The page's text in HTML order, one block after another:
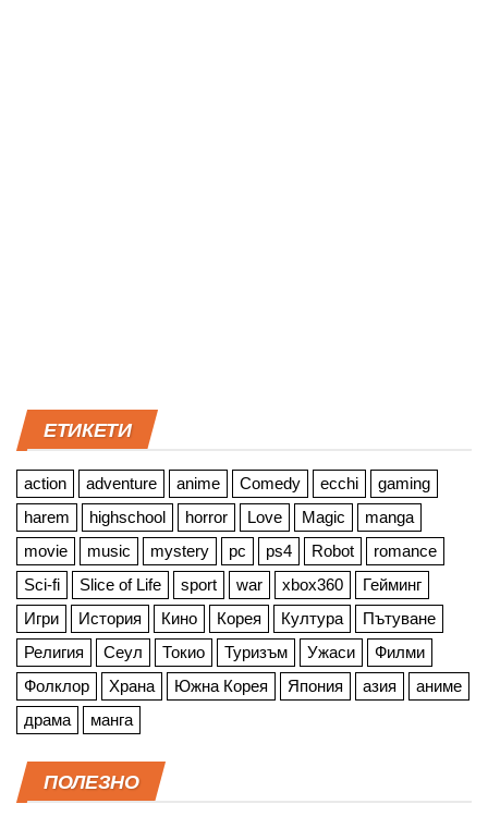
ЕТИКЕТИ
action adventure anime Comedy ecchi
gaming
harem
highschool horror Love Magic
manga
movie
music mystery pc ps4 Robot
romance
Sci-fi
Slice of Life sport war xbox360
Гейминг
Игри
История Кино Корея Култура
Пътуване
Религия
Сеул Токио Туризъм Ужаси
Филми
Фолклор
Храна Южна Корея Япония азия
аниме
драма
манга
ПОЛЕЗНО